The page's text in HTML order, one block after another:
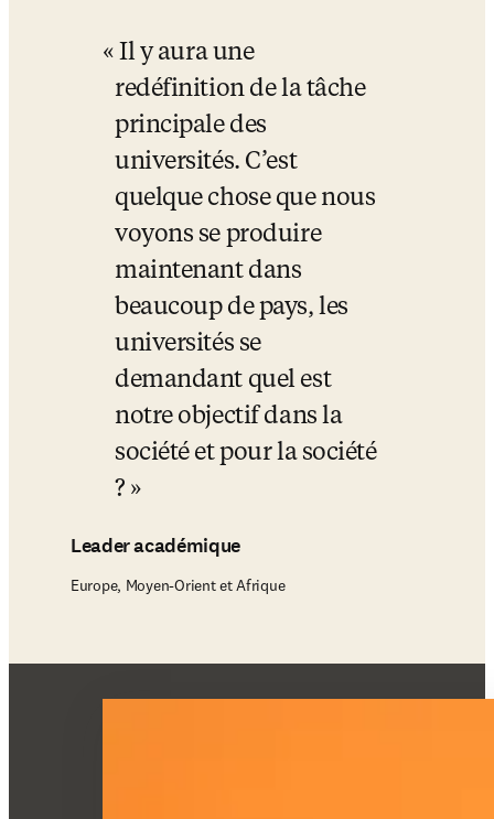
Il y aura une
redéfinition de la tâche
principale des
universités. C’est
quelque chose que nous
voyons se produire
maintenant dans
beaucoup de pays, les
universités se
demandant quel est
notre objectif dans la
société et pour la société
?
Leader académique
Europe, Moyen-Orient et Afrique